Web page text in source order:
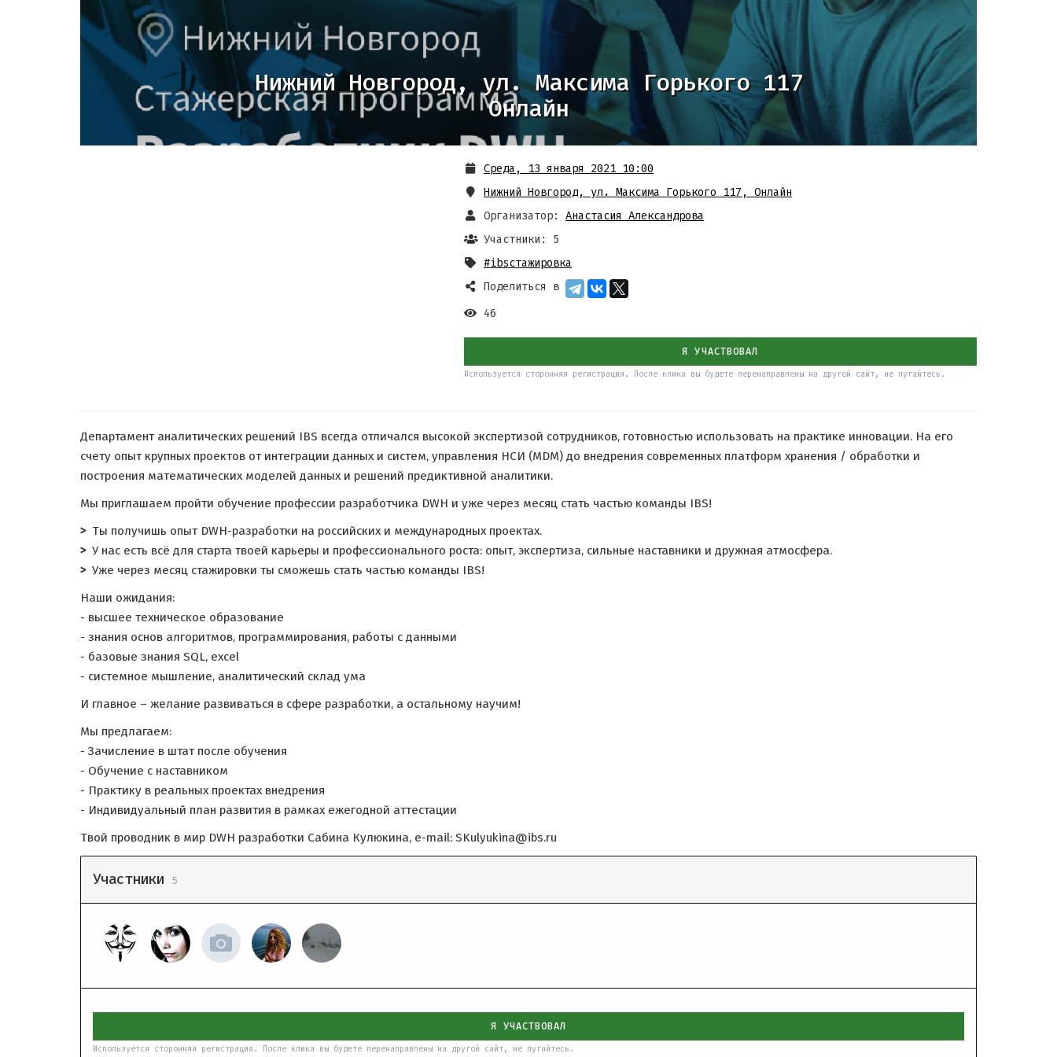
Нижний Новгород, ул. Максима Горького 117
Онлайн
Среда, 13 января 2021 10:00
Нижний Новгород, ул. Максима Горького 117 , Онлайн
Организатор:
Анастасия Александрова
Участники: 5
#ibsстажировка
Поделиться в
46
Я УЧАСТВОВАЛ
Используется сторонняя регистрация. После клика вы будете перенаправлены на другой сайт, не пугайтесь.
Департамент аналитических решений IBS всегда отличался высокой экспертизой сотрудников, готовностью использовать на практике инновации. На его
счету опыт крупных проектов от интеграции данных и систем, управления НСИ (MDM) до внедрения современных платформ хранения / обработки и
построения математических моделей данных и решений предиктивной аналитики.
Мы приглашаем пройти обучение профессии разработчика DWH и уже через месяц стать частью команды IBS!
Ты получишь опыт DWH-разработки на российских и международных проектах.
У нас есть всё для старта твоей карьеры и профессионального роста: опыт, экспертиза, сильные наставники и дружная атмосфера.
Уже через месяц стажировки ты сможешь стать частью команды IBS!
Наши ожидания:
- высшее техническое образование
- знания основ алгоритмов, программирования, работы с данными
- базовые знания SQL, excel
- системное мышление, аналитический склад ума
И главное – желание развиваться в сфере разработки, а остальному научим!
Мы предлагаем:
- Зачисление в штат после обучения
- Обучение с наставником
- Практику в реальных проектах внедрения
- Индивидуальный план развития в рамках ежегодной аттестации
Твой проводник в мир DWH разработки Сабина Кулюкина, e-mail: SKulyukina@ibs.ru
Участники 5
Я УЧАСТВОВАЛ
Используется сторонняя регистрация. После клика вы будете перенаправлены на другой сайт, не пугайтесь.